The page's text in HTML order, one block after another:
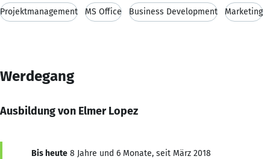
Projektmanagement MS Office Business Development Marketing
Werdegang
Ausbildung von Elmer Lopez
Bis heute 8 Jahre und 6 Monate, seit März 2018